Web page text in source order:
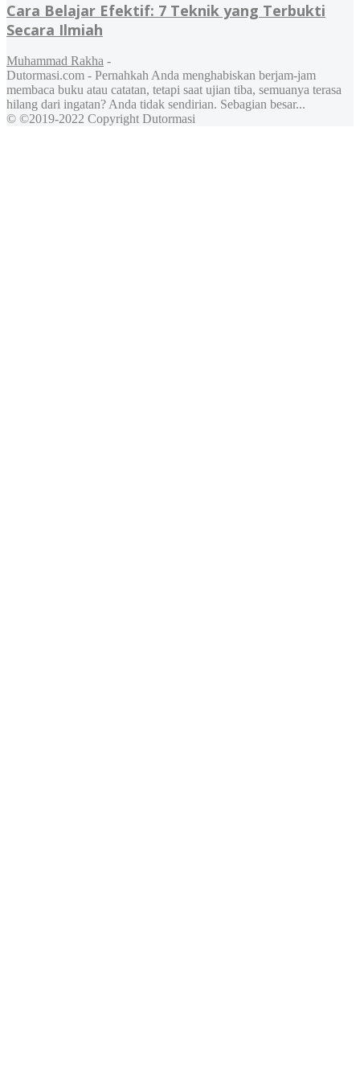
Cara Belajar Efektif: 7 Teknik yang Terbukti
Secara Ilmiah
Muhammad Rakha -
Dutormasi.com - Pernahkah Anda menghabiskan berjam-jam
membaca buku atau catatan, tetapi saat ujian tiba, semuanya terasa
hilang dari ingatan? Anda tidak sendirian. Sebagian besar...
© ©2019-2022 Copyright Dutormasi